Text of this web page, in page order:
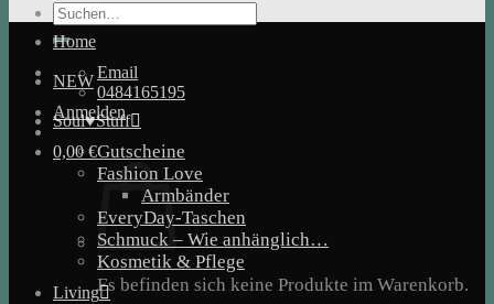
Suchen
nach:
Email
0484165195
Anmelden
0,00€
Es befinden sich keine Produkte im Warenkorb.
Home
NEW
Soul♥Stuff
Gutscheine
Fashion Love
Armbänder
EveryDay-Taschen
Schmuck – Wie anhänglich…
Kosmetik & Pflege
Living